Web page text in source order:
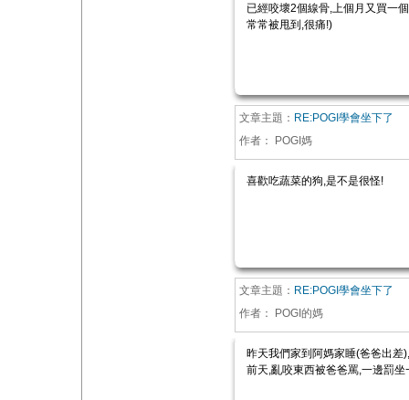
已經咬壞2個線骨,上個月又買一
常常被甩到,很痛!)
文章主題： RE:POGI學會坐下了
作者：
POGI媽
喜歡吃蔬菜的狗,是不是很怪!
文章主題： RE:POGI學會坐下了
作者：
POGI的媽
昨天我們家到阿媽家睡(爸爸出差
前天,亂咬東西被爸爸罵,一邊罰